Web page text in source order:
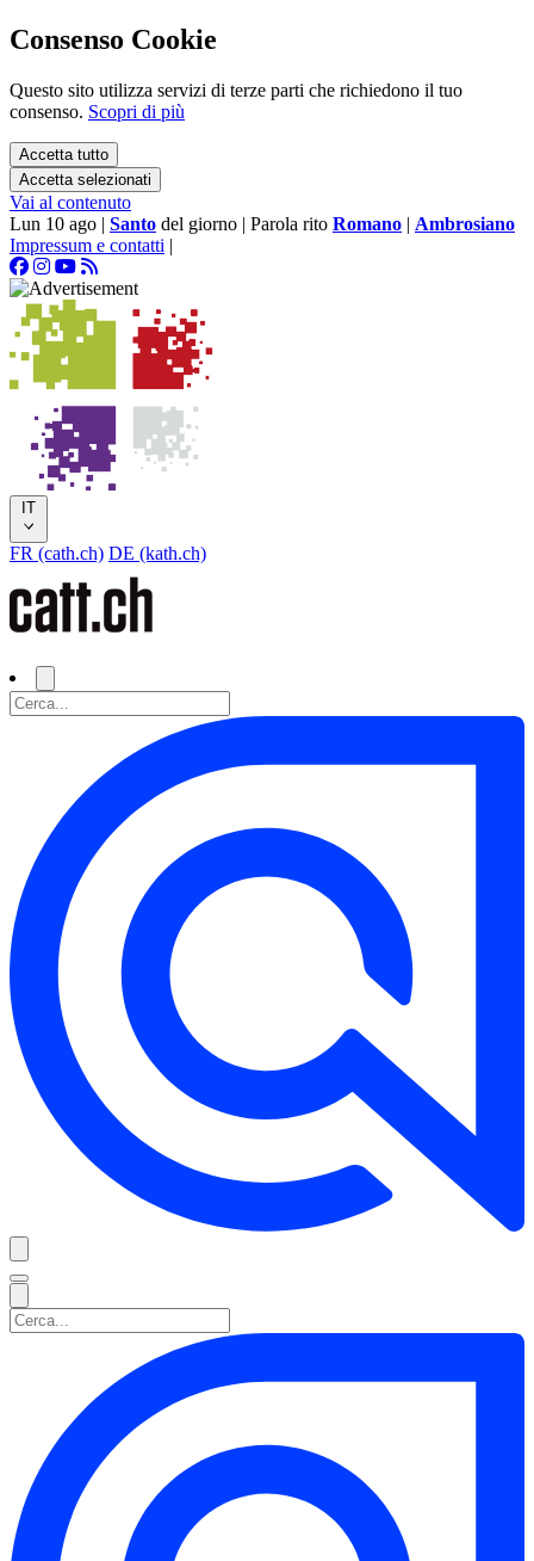
Consenso Cookie
Questo sito utilizza servizi di terze parti che richiedono il tuo
consenso. Scopri di più
Accetta tutto
Accetta selezionati
Vai al contenuto
Lun 10 ago | Santo del giorno | Parola rito Romano | Ambrosiano
Impressum e contatti |
IT
FR (cath.ch) DE (kath.ch)